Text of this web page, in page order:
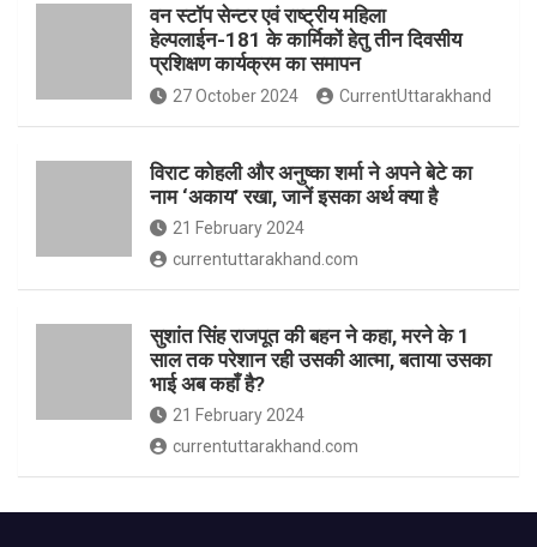
वन स्टॉप सेन्टर एवं राष्ट्रीय महिला
हेल्पलाईन-181 के कार्मिकों हेतु तीन दिवसीय
प्रशिक्षण कार्यक्रम का समापन
27 October 2024 CurrentUttarakhand
विराट कोहली और अनुष्का शर्मा ने अपने बेटे का
नाम ‘अकाय’ रखा, जानें इसका अर्थ क्‍या है
21 February 2024
currentuttarakhand.com
सुशांत सिंह राजपूत की बहन ने कहा, मरने के 1
साल तक परेशान रही उसकी आत्मा, बताया उसका
भाई अब कहाँ है?
21 February 2024
currentuttarakhand.com